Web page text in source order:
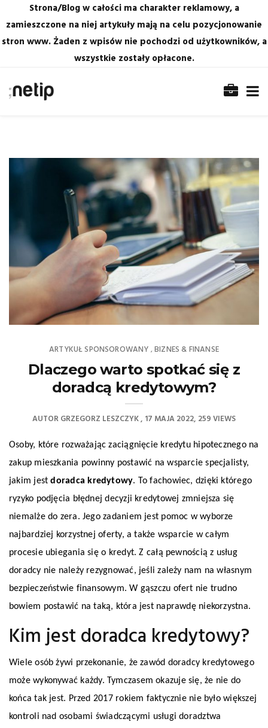
Strona/Blog w całości ma charakter reklamowy, a
zamieszczone na niej artykuły mają na celu pozycjonowanie
stron www. Żaden z wpisów nie pochodzi od użytkowników, a
wszystkie zostały opłacone.
ARTYKUŁ SPONSOROWANY ,BIZNES & FINANSE
Dlaczego warto spotkać się z
doradcą kredytowym?
AUTORGRZEGORZ LESZCZYK 17 MAJA 2022 259 VIEWS
Osoby, które rozważając zaciągnięcie kredytu hipotecznego na
zakup mieszkania powinny postawić na wsparcie specjalisty,
jakim jestdoradca kredytowy. To fachowiec, dzięki którego
ryzyko podjęcia błędnej decyzji kredytowej zmniejsza się
niemalże do zera. Jego zadaniem jest pomoc w wyborze
najbardziej korzystnej oferty, a także wsparcie w całym
procesie ubiegania się o kredyt. Z całą pewnością z usług
doradcy nie należy rezygnować, jeśli zależy nam na własnym
bezpieczeństwie finansowym. W gąszczu ofert nie trudno
bowiem postawić na taką, która jest naprawdę niekorzystna.
Kim jest doradca kredytowy?
Wiele osób żywi przekonanie, że zawód doradcy kredytowego
może wykonywać każdy. Tymczasem okazuje się, że nie do
końca tak jest. Przed 2017 rokiem faktycznie nie było większej
kontroli nad osobami świadczącymi usługi doradztwa